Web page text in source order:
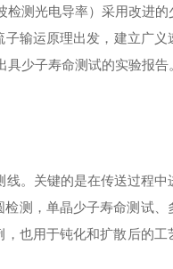
检测光电导率）采用改进的
输运原理出发，建立广
少子寿命测试的实验报告
。关键的是在传送过程中进
，单晶少子寿命测试
，也用于钝化和扩散后的工